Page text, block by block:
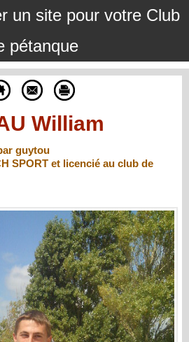
un site pour votre Club
pétanque
William
guytou
SPORT et licencié au club de